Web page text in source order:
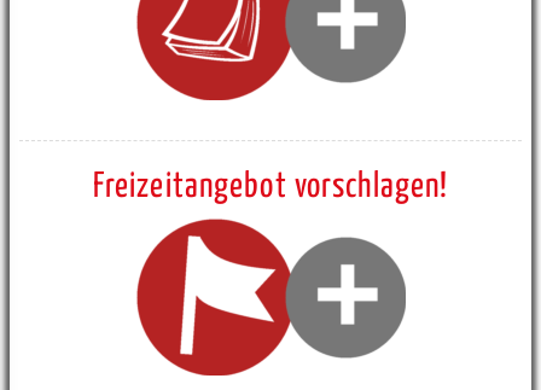
Freizeitangebot vorschlagen!